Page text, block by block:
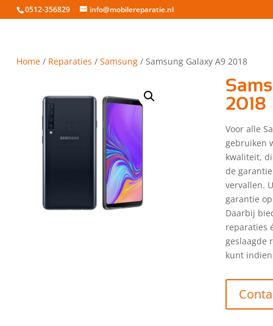
0512-356829 info@mobilereparatie.nl
Home/ Reparaties / Samsung/ Samsung Galaxy A9 2018
2018
Voor alle
gebruiken
kwaliteit,
de
vervallen.
garantie
Daarbij
reparaties
geslaagde
kunt